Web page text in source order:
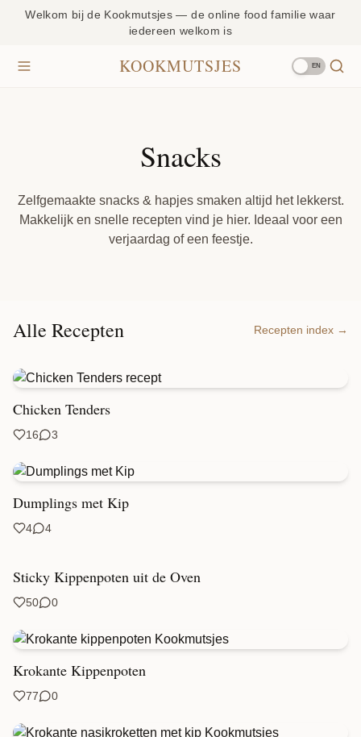
Welkom bij de Kookmutsjes — de online food familie waar
iedereen welkom is
KOOKMUTSJES EN
Snacks
Zelfgemaakte snacks & hapjes smaken altijd het lekkerst.
Makkelijk en snelle recepten vind je hier. Ideaal voor een
verjaardag of een feestje.
Alle Recepten Recepten index →
Chicken Tenders
16 3
Dumplings met Kip
4 4
Sticky Kippenpoten uit de Oven
50 0
Krokante Kippenpoten
77 0